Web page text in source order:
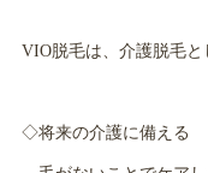
VIO脱毛は、介護脱毛と
◇将来の介護に備える